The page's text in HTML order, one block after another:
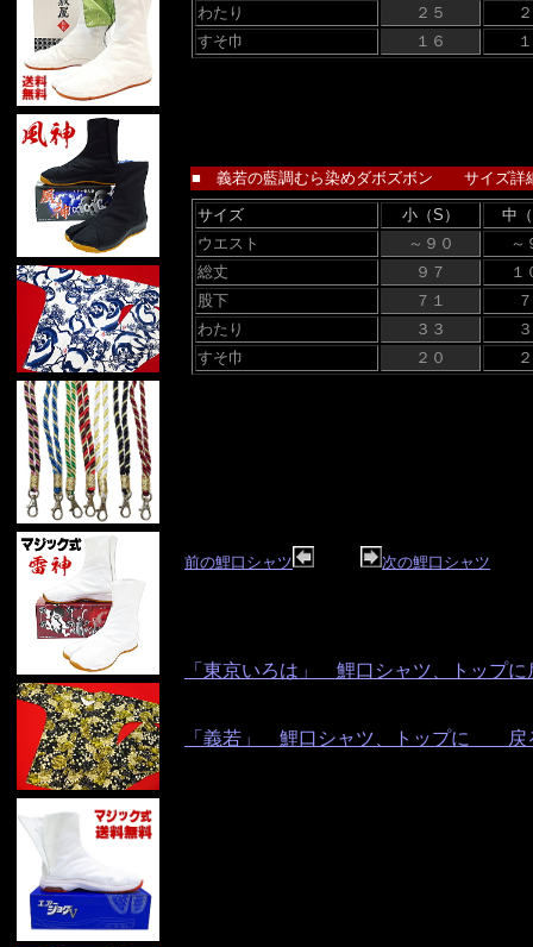
わたり ２５
すそ巾
１６
■ 義若の藍調むら染めダボズボン サイズ詳
サイズ 小（S）
中
ウエスト
～９０
～
総丈
９７
１
股下
７１
わたり
３３
すそ巾
２０
前の鯉口シャツ 次の鯉口シャツ
「東京いろは」 鯉口シャツ、トップに
「義若」 鯉口シャツ、トップに 戻